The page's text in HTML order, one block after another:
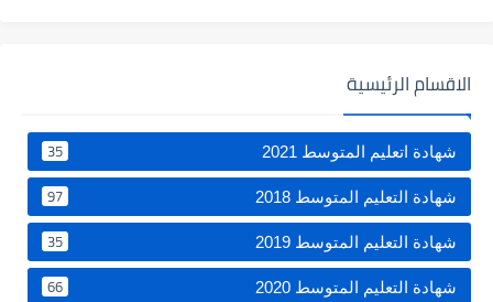
الاقسام الرئيسية
شهادة اتعليم المتوسط 2021 35
شهادة التعليم المتوسط 2018 97
شهادة التعليم المتوسط 2019 35
شهادة التعليم المتوسط 2020 66